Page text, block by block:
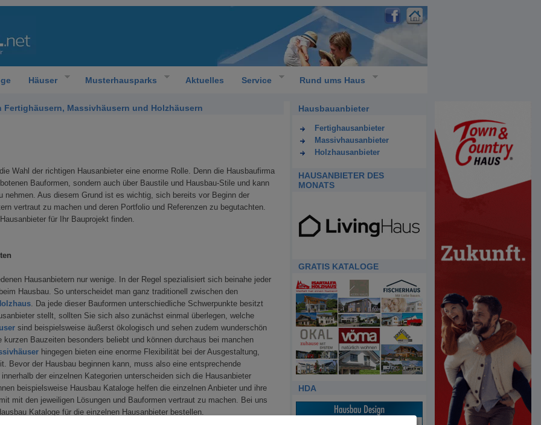
Häuser Musterhausparks Aktuelles Service Rund ums Haus
Massivhäusern und Holzhäusern
Wahl der richtigen Hausanbieter eine enorme Rolle. Denn die Hausbaufirma
Bauformen, sondern auch über Baustile und Hausbau-Stile und kann
nehmen. Aus diesem Grund ist es wichtig, sich bereits vor Beginn der
vertraut zu machen und deren Portfolio und Referenzen zu begutachten.
für Ihr Bauprojekt finden.
Hausanbietern nur wenige. In der Regel spezialisiert sich beinahe jeder
Hausbau. So unterscheidet man ganz traditionell zwischen den
. Da jede dieser Bauformen unterschiedliche Schwerpunkte besitzt
stellt, sollten Sie sich also zunächst einmal überlegen, welche
sind beispielsweise äußerst ökologisch und sehen zudem wunderschön
kurzen Bauzeiten besonders beliebt und können durchaus bei manchen
hingegen bieten eine enorme Flexibilität bei der Ausgestaltung,
Bevor der Hausbau beginnen kann, muss also eine entsprechende
der einzelnen Kategorien unterscheiden sich die Hausanbieter
beispielsweise Hausbau Kataloge helfen die einzelnen Anbieter und ihre
mit den jeweiligen Lösungen und Bauformen vertraut zu machen. Bei uns
Kataloge für die einzelnen Hausanbieter bestellen.
Hausbauanbieter
Fertighausanbieter
Massivhausanbieter
Holzhausanbieter
HAUSANBIETER DES
MONATS
GRATIS KATALOGE
HDA